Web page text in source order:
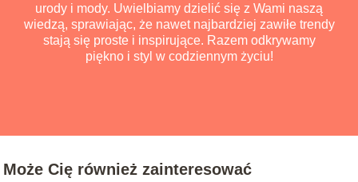
urody i mody. Uwielbiamy dzielić się z Wami naszą
wiedzą, sprawiając, że nawet najbardziej zawiłe trendy
stają się proste i inspirujące. Razem odkrywamy
piękno i styl w codziennym życiu!
Może Cię również zainteresować